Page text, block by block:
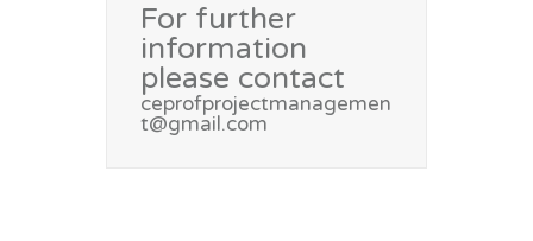
For further
information
please contact
ceprofprojectmanagemen
t@gmail.com